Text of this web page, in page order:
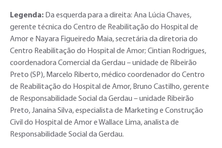
Legenda: Da esquerda para a direita: Ana Lúcia Chaves,
gerente técnica do Centro de Reabilitação do Hospital de
Amor e Nayara Figueiredo Maia, secretária da diretoria do
Centro Reabilitação do Hospital de Amor; Cintian Rodrigues,
coordenadora Comercial da Gerdau – unidade de Ribeirão
Preto (SP), Marcelo Riberto, médico coordenador do Centro
de Reabilitação do Hospital de Amor, Bruno Castilho, gerente
de Responsabilidade Social da Gerdau – unidade Ribeirão
Preto, Janaína Silva, especialista de Marketing e Construção
Civil do Hospital de Amor e Wallace Lima, analista de
Responsabilidade Social da Gerdau.